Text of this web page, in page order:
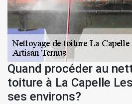
Quand procéder au
toiture à La Capelle
ses environs?